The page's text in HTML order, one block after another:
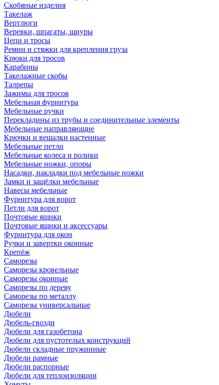
Скобяные изделия
Такелаж
Вертлюги
Веревки, шпагаты, шнуры
Цепи и тросы
Ремни и стяжки для крепления груза
Крюки для тросов
Карабины
Такелажные скобы
Талрепы
Зажимы для тросов
Мебельная фурнитура
Мебельные ручки
Перекладины из трубы и соединительные элементы
Мебельные направляющие
Крючки и вешалки настенные
Мебельные петли
Мебельные колеса и ролики
Мебельные ножки, опоры
Насадки, накладки под мебельные ножки
Замки и защёлки мебельные
Навесы мебельные
Фурнитура для ворот
Петли для ворот
Почтовые ящики
Почтовые ящики и аксессуары
Фурнитура для окон
Ручки и завертки оконные
Крепёж
Саморезы
Саморезы кровельные
Саморезы оконные
Саморезы по дереву
Саморезы по металлу
Саморезы универсальные
Дюбели
Дюбель-гвозди
Дюбели для газобетона
Дюбели для пустотелых конструкций
Дюбели складные пружинные
Дюбели рамные
Дюбели распорные
Дюбели для теплоизоляции